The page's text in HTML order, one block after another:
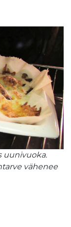
uunivuoka.
vähenee